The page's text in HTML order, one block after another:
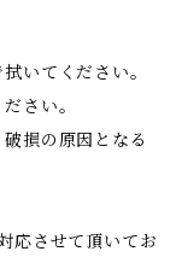
いてください。
さい。
損の原因となる
応させて頂いてお